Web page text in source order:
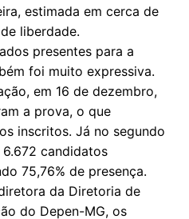
estimada em cerca de
liberdade.
presentes para a
foi muito expressiva.
em 16 de dezembro,
a prova, o que
inscritos. Já no segundo
candidatos
75,76% de presença.
da Diretoria de
do Depen-MG, os